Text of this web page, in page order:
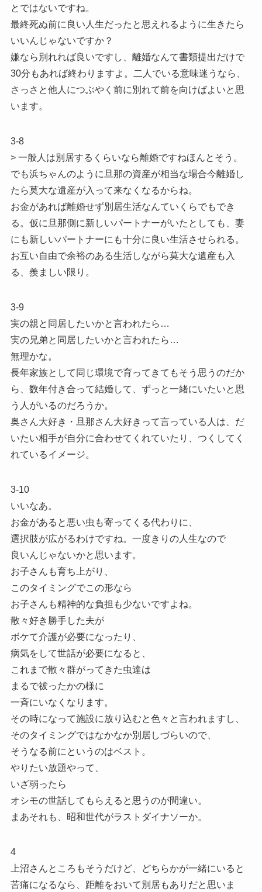
とではないですね。
最終死ぬ前に良い人生だったと思えれるように生きたら
いいんじゃないですか？
嫌なら別れれば良いですし、離婚なんて書類提出だけで
30分もあれば終わりますよ。二人でいる意味迷うなら、
さっさと他人につぶやく前に別れて前を向けばよいと思
います。
3-8
> 一般人は別居するくらいなら離婚ですねほんとそう。
でも浜ちゃんのように旦那の資産が相当な場合今離婚し
たら莫大な遺産が入って来なくなるからね。
お金があれば離婚せず別居生活なんていくらでもでき
る。仮に旦那側に新しいパートナーがいたとしても、妻
にも新しいパートナーにも十分に良い生活させられる。
お互い自由で余裕のある生活しながら莫大な遺産も入
る、羨ましい限り。
3-9
実の親と同居したいかと言われたら…
実の兄弟と同居したいかと言われたら…
無理かな。
長年家族として同じ環境で育ってきてもそう思うのだか
ら、数年付き合って結婚して、ずっと一緒にいたいと思
う人がいるのだろうか。
奥さん大好き・旦那さん大好きって言っている人は、だ
いたい相手が自分に合わせてくれていたり、つくしてく
れているイメージ。
3-10
いいなあ。
お金があると悪い虫も寄ってくる代わりに、
選択肢が広がるわけですね。一度きりの人生なので
良いんじゃないかと思います。
お子さんも育ち上がり、
このタイミングでこの形なら
お子さんも精神的な負担も少ないですよね。
散々好き勝手した夫が
ボケて介護が必要になったり、
病気をして世話が必要になると、
これまで散々群がってきた虫達は
まるで祓ったかの様に
一斉にいなくなります。
その時になって施設に放り込むと色々と言われますし、
そのタイミングではなかなか別居しづらいので、
そうなる前にというのはベスト。
やりたい放題やって、
いざ弱ったら
オシモの世話してもらえると思うのが間違い。
まあそれも、昭和世代がラストダイナソーか。
4
上沼さんところもそうだけど、どちらかが一緒にいると
苦痛になるなら、距離をおいて別居もありだと思いま